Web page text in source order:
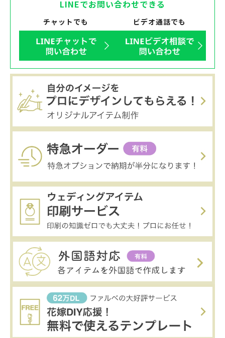
LINEでお問い合わせできる
チャットでも ビデオ通話でも